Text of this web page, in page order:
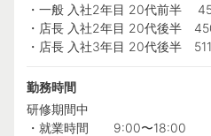
・一般 入社2年目 20代前半
・店長 入社2年目 20代後半
・店長 入社3年目 20代後半
勤務時間
研修期間中
・就業時間 9:00〜18:00